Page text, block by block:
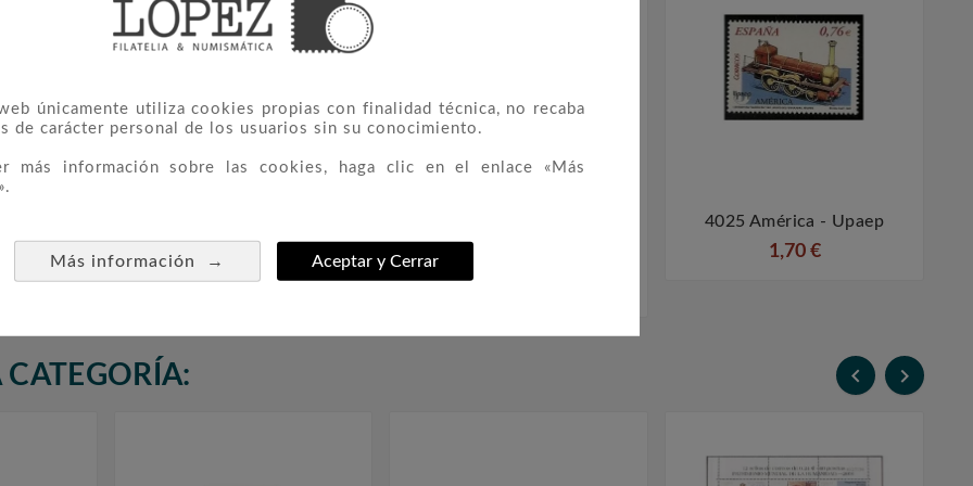
únicamente utiliza cookies propias con finalidad técnica, no recaba
de carácter personal de los usuarios sin su conocimiento.
más información sobre las cookies, haga clic en el enlace «Más
Más información → Aceptar y Cerrar
 
Muerte Del Cardenal
4025 América - Upaep
1,70 €
 